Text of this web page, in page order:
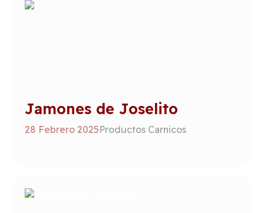
Jamones de Joselito
28 Febrero 2025Productos Carnicos